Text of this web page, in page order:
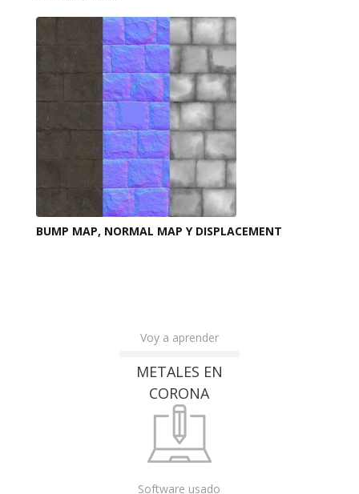
BUMP MAP, NORMAL MAP Y DISPLACEMENT
Voy a aprender
METALES EN
CORONA
Software usado